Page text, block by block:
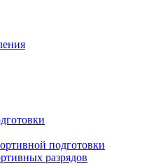
подготовки
разрядов